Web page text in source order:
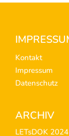
Footer
Kontakt
Impressum
Datenschutz
ARCHIV
LETsDOK 2024